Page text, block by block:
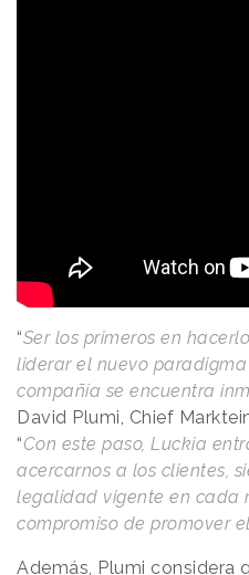
“Ser los primeros en
liderar el nuevo
compañía se encuentra
David Plumi, Chief
“Con este paso, Luckia
acercarnos a los clientes,
legalidad vigente en cada
compromiso de promover
Además, Plumi considera